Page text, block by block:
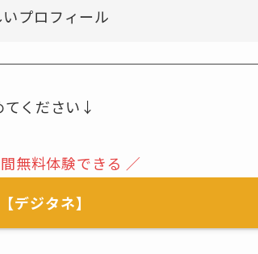
いプロフィール
てください↓
無料体験できる ／
【デジタネ】